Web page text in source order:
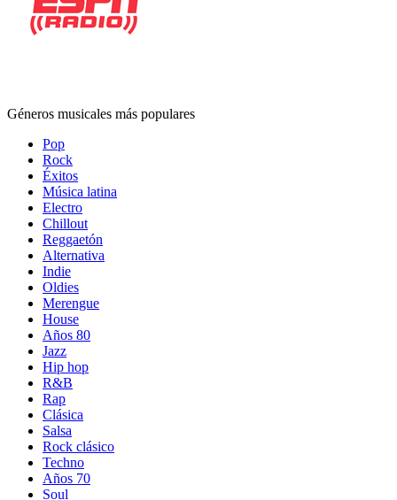
Géneros musicales más populares
Pop
Rock
Éxitos
Música latina
Electro
Chillout
Reggaetón
Alternativa
Indie
Oldies
Merengue
House
Años 80
Jazz
Hip hop
R&B
Rap
Clásica
Salsa
Rock clásico
Techno
Años 70
Soul